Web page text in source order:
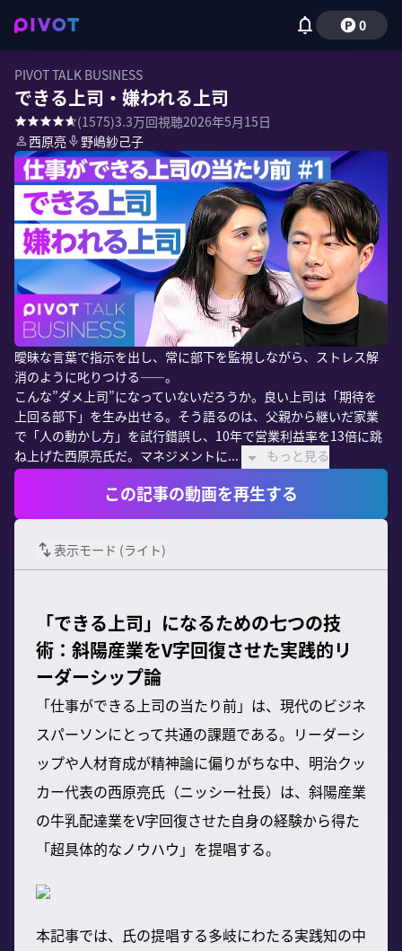
0
PIVOT TALK BUSINESS
できる上司・嫌われる上司
(1575)3.3万回視聴2026年5月15日
西原亮
野嶋紗己子
曖昧な言葉で指示を出し、常に部下を監視しながら、ストレス解
消のように叱りつける——。
こんな”ダメ上司”になっていないだろうか。良い上司は「期待を
上回る部下」を生み出せる。そう語るのは、父親から継いだ家業
で「人の動かし方」を試行錯誤し、10年で営業利益率を13倍に跳
ね上げた西原亮氏だ。マネジメントに...
もっと見る
この記事の動画を再生する
表示モード (ライト)
「できる上司」になるための七つの技
術：斜陽産業をV字回復させた実践的リ
ーダーシップ論
「仕事ができる上司の当たり前」は、現代のビジネ
スパーソンにとって共通の課題である。リーダーシ
ップや人材育成が精神論に偏りがちな中、明治クッ
カー代表の西原亮氏（ニッシー社長）は、斜陽産業
の牛乳配達業をV字回復させた自身の経験から得た
「超具体的なノウハウ」を提唱する。
本記事では、氏の提唱する多岐にわたる実践知の中